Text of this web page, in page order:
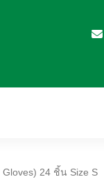
24 ชิ้น Size S